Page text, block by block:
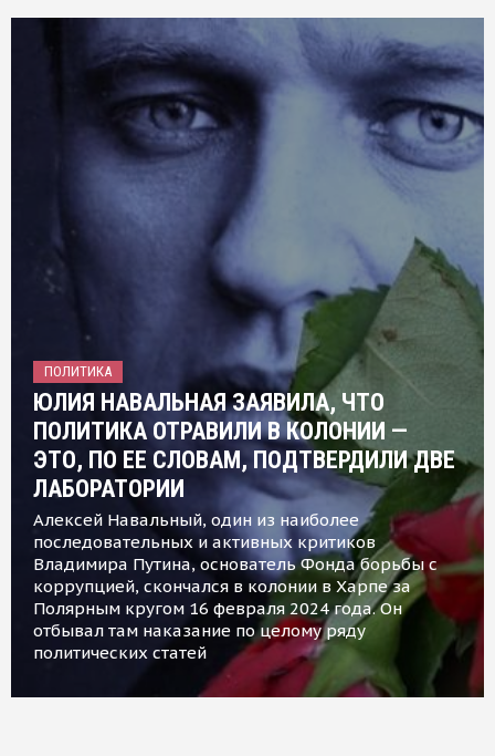
ПОЛИТИКА
ЮЛИЯ НАВАЛЬНАЯ ЗАЯВИЛА, ЧТО
ПОЛИТИКА ОТРАВИЛИ В КОЛОНИИ —
ЭТО, ПО ЕЕ СЛОВАМ, ПОДТВЕРДИЛИ ДВЕ
ЛАБОРАТОРИИ
Алексей Навальный, один из наиболее
последовательных и активных критиков
Владимира Путина, основатель Фонда борьбы с
коррупцией, скончался в колонии в Харпе за
Полярным кругом 16 февраля 2024 года. Он
отбывал там наказание по целому ряду
политических статей